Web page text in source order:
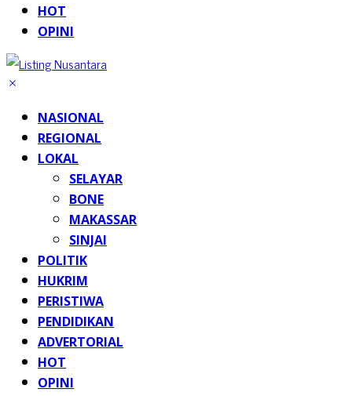
HOT
OPINI
NASIONAL
REGIONAL
LOKAL
SELAYAR
BONE
MAKASSAR
SINJAI
POLITIK
HUKRIM
PERISTIWA
PENDIDIKAN
ADVERTORIAL
HOT
OPINI